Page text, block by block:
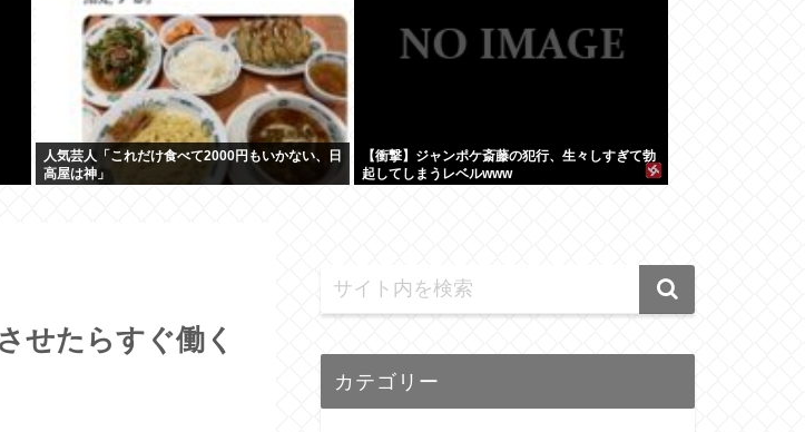
人気芸人「これだけ食べて2000円もいかない、日
高屋は神」
【衝撃】ジャンポケ斎藤の犯行、生々しすぎて勃
起してしまうレベルwww
せたらすぐ働く
カテゴリー